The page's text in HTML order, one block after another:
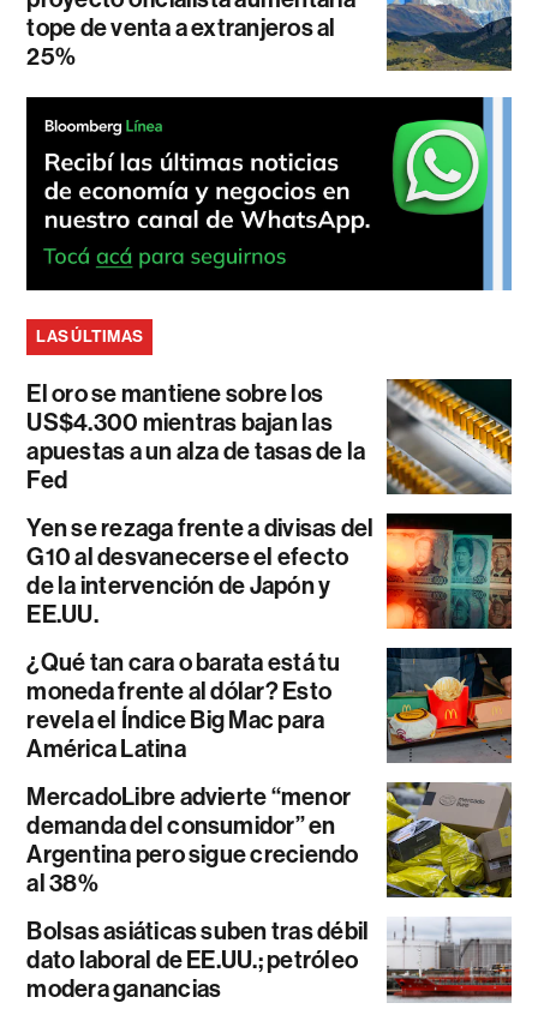
tope de venta a extranjeros al
25%
LAS ÚLTIMAS
El oro se mantiene sobre los
US$4.300 mientras bajan las
apuestas a un alza de tasas de la
Fed
Yen se rezaga frente a divisas del
G10 al desvanecerse el efecto
de la intervención de Japón y
EE.UU.
¿Qué tan cara o barata está tu
moneda frente al dólar? Esto
revela el Índice Big Mac para
América Latina
MercadoLibre advierte “menor
demanda del consumidor” en
Argentina pero sigue creciendo
al 38%
Bolsas asiáticas suben tras débil
dato laboral de EE.UU.; petróleo
modera ganancias